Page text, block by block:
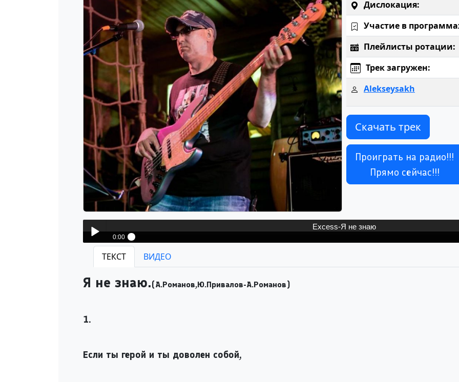
Дислокация:
Участие в
Плейлисты ротации:
Трек загружен:
Alekseysakh
Скачать трек
Проиграть на радио!!!
Прямо сейчас!!!
Excess-Я не знаю
0:00
Excess-Я не знаю
ТЕКСТ ВИДЕО
Я не знаю.(А.Романов,Ю.Привалов-А.Романов)
1.
Если ты герой и ты доволен собой,